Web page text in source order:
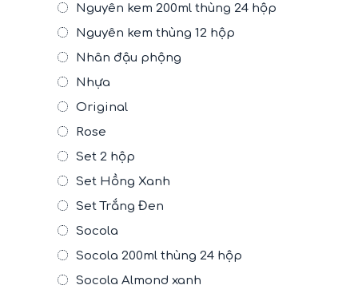
Nguyên kem 200ml thùng 24 hộp
Nguyên kem thùng 12 hộp
Nhân đậu phộng
Nhựa
Original
Rose
Set 2 hộp
Set Hồng Xanh
Set Trắng Đen
Socola
Socola 200ml thùng 24 hộp
Socola Almond xanh